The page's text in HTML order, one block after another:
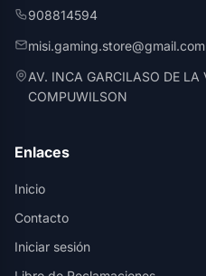
908814594
misi.gaming.store@gmail.com
AV. INCA GARCILASO DE
COMPUWILSON
Enlaces
Inicio
Contacto
Iniciar sesión